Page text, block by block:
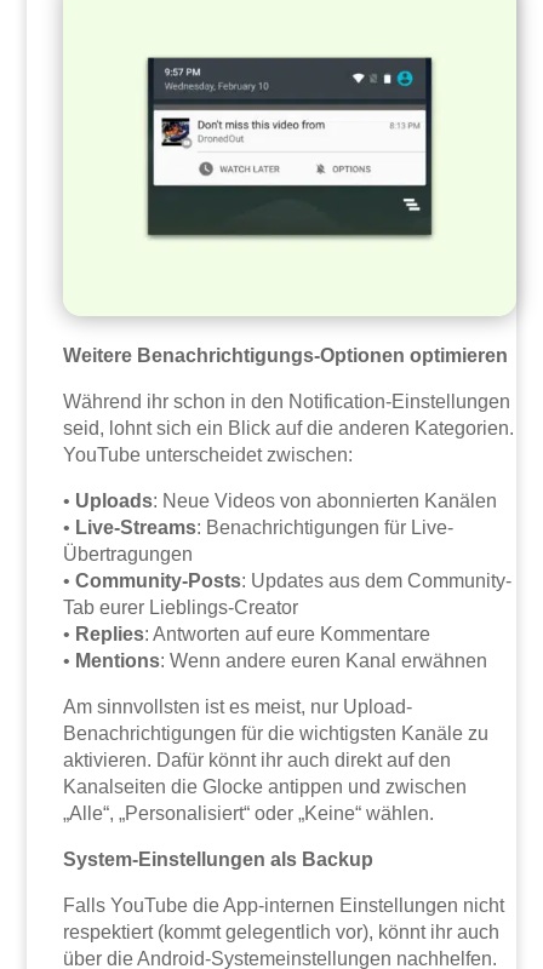
Weitere Benachrichtigungs-Optionen optimieren
Während ihr schon in den Notification-Einstellungen
seid, lohnt sich ein Blick auf die anderen Kategorien.
YouTube unterscheidet zwischen:
• Uploads: Neue Videos von abonnierten Kanälen
• Live-Streams: Benachrichtigungen für Live-
Übertragungen
•Community-Posts: Updates aus dem Community-
Tab eurer Lieblings-Creator
• Replies: Antworten auf eure Kommentare
• Mentions: Wenn andere euren Kanal erwähnen
Am sinnvollsten ist es meist, nur Upload-
Benachrichtigungen für die wichtigsten Kanäle zu
aktivieren. Dafür könnt ihr auch direkt auf den
Kanalseiten die Glocke antippen und zwischen
„Alle“, „Personalisiert“ oder „Keine“ wählen.
System-Einstellungen als Backup
Falls YouTube die App-internen Einstellungen nicht
respektiert (kommt gelegentlich vor), könnt ihr auch
über die Android-Systemeinstellungen nachhelfen.